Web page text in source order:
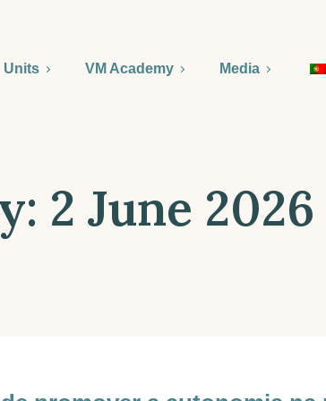
Units VM Academy Media
2 June 2026